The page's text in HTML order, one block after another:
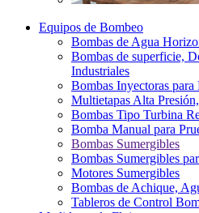
Equipos de Bombeo
Bombas de Agua
Bombas de superficie,
Industriales
Bombas Inyectoras
Multietapas Alta
Bombas Tipo Turbina
Bomba Manual para
Bombas Sumergibles
Bombas Sumergibles
Motores Sumergibles
Bombas de Achique,
Tableros de Control